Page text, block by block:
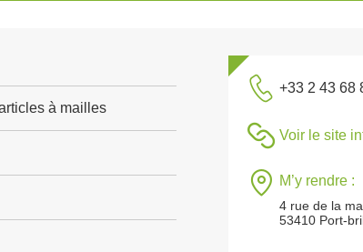
à mailles
+33 2 43 68
Voir le site
M’y rendre :
4 rue de la
53410 Port-